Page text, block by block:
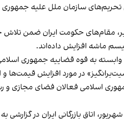
تحریم‌های سازمان ملل علیه
مقام‌های حکومت ایران ضمن تلاش
ماشه افزایش داده‌اند.
وابسته به قوه قضاییه جمهوری
در‌ مورد افزایش قیمت‌ها و
اسلامی فعالان فضای مجازی و
اتاق بازرگانی ایران در گزارشی